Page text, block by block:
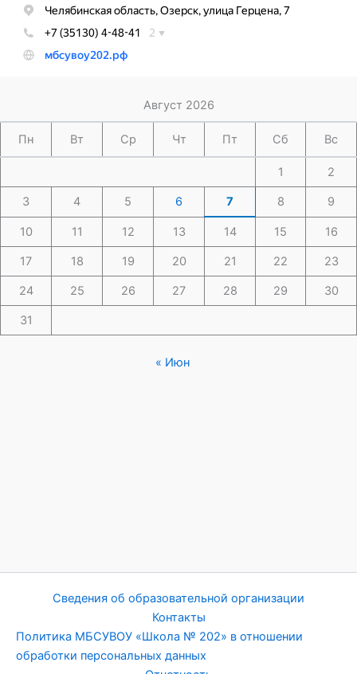
Август 2026
Пн Вт Ср Чт Пт Сб Вс
1 2
3 4 5 6 7 8 9
10 11 12 13 14 15 16
17 18 19 20 21 22 23
24 25 26 27 28 29 30
31
« Июн
Сведения об образовательной организации
Контакты
Политика МБСУВОУ «Школа № 202» в отношении
обработки персональных данных